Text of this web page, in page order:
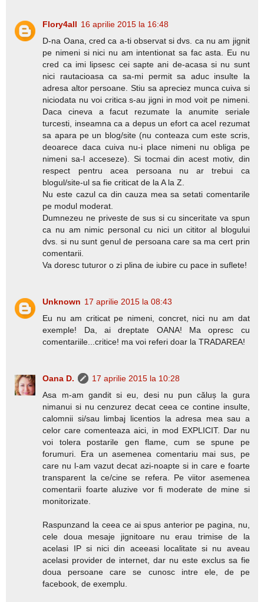
Flory4all 16 aprilie 2015 la 16:48
D-na Oana, cred ca a-ti observat si dvs. ca nu am jignit
pe nimeni si nici nu am intentionat sa fac asta. Eu nu
cred ca imi lipsesc cei sapte ani de-acasa si nu sunt
nici rautacioasa ca sa-mi permit sa aduc insulte la
adresa altor persoane. Stiu sa apreciez munca cuiva si
niciodata nu voi critica s-au jigni in mod voit pe nimeni.
Daca cineva a facut rezumate la anumite seriale
turcesti, inseamna ca a depus un efort ca acel rezumat
sa apara pe un blog/site (nu conteaza cum este scris,
deoarece daca cuiva nu-i place nimeni nu obliga pe
nimeni sa-l acceseze). Si tocmai din acest motiv, din
respect pentru acea persoana nu ar trebui ca
blogul/site-ul sa fie criticat de la A la Z.
Nu este cazul ca din cauza mea sa setati comentarile
pe modul moderat.
Dumnezeu ne priveste de sus si cu sinceritate va spun
ca nu am nimic personal cu nici un cititor al blogului
dvs. si nu sunt genul de persoana care sa ma cert prin
comentarii.
Va doresc tuturor o zi plina de iubire cu pace in suflete!
Unknown 17 aprilie 2015 la 08:43
Eu nu am criticat pe nimeni, concret, nici nu am dat
exemple! Da, ai dreptate OANA! Ma opresc cu
comentariile...critice! ma voi referi doar la TRADAREA!
Oana D.
17 aprilie 2015 la 10:28
Asa m-am gandit si eu, desi nu pun căluș la gura
nimanui si nu cenzurez decat ceea ce contine insulte,
calomnii si/sau limbaj licentios la adresa mea sau a
celor care comenteaza aici, in mod EXPLICIT. Dar nu
voi tolera postarile gen flame, cum se spune pe
forumuri. Era un asemenea comentariu mai sus, pe
care nu l-am vazut decat azi-noapte si in care e foarte
transparent la ce/cine se refera. Pe viitor asemenea
comentarii foarte aluzive vor fi moderate de mine si
monitorizate.
Raspunzand la ceea ce ai spus anterior pe pagina, nu,
cele doua mesaje jignitoare nu erau trimise de la
acelasi IP si nici din aceeasi localitate si nu aveau
acelasi provider de internet, dar nu este exclus sa fie
doua persoane care se cunosc intre ele, de pe
facebook, de exemplu.